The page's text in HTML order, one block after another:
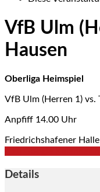
VfB Ulm
Hausen
Oberliga Heimspiel
VfB Ulm (Herren 1) vs.
Anpfiff 14.00 Uhr
Friedrichshafener Halle
Details